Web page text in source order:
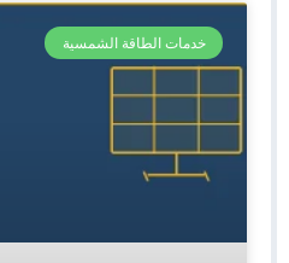
خدمات الطاقة الشمسية